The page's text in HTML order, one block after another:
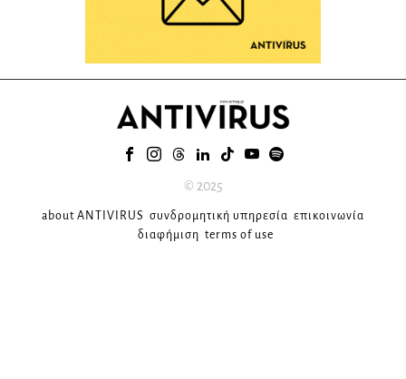
© 2025
about ANTIVIRUS συνδρομητική υπηρεσία επικοινωνία
διαφήμιση terms of use